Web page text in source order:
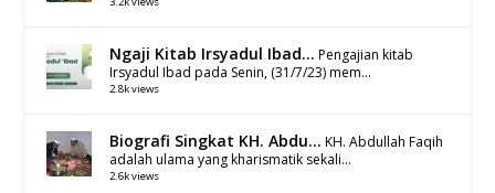
Ngaji Kitab Irsyadul Ibad... Pengajian kitab
Irsyadul Ibad pada Senin, (31/7/23) mem...
2.8k views
Biografi Singkat KH. Abdu... KH. Abdullah Faqih
adalah ulama yang kharismatik sekali...
2.6k views